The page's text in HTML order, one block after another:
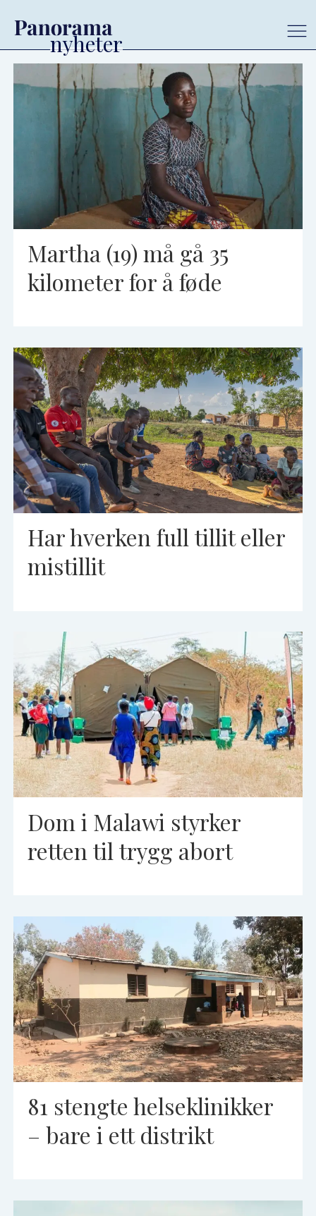
Tag:
malawi
Martha (19) må gå 35
kilometer for å føde
Har hverken full tillit eller
mistillit
Dom i Malawi styrker
retten til trygg abort
81 stengte helseklinikker
– bare i ett distrikt